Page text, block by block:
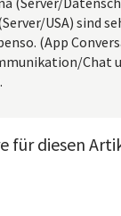
USA) sind
(App
Chat
für diesen